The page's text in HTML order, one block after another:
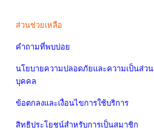
ส่วนช่วยเหลือ
คำถามที่พบบ่อย
นโยบายความปลอดภัยและความเป็นส่วน
บุคคล
ข้อตกลงและเงื่อนไขการใช้บริการ
สิทธิประโยชน์สำหรับการเป็นสมาชิก